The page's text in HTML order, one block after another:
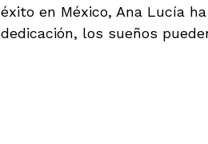
éxito en México, Ana Lucía
dedicación, los sueños